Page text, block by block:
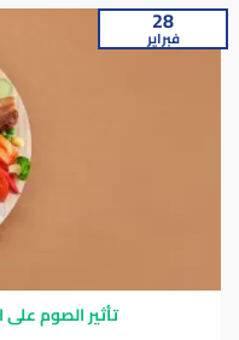
تأثير الصوم
28
فبراير